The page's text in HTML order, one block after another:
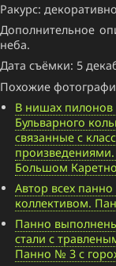
Ракурс:
Дополнительное
неба.
Дата съёмки: 5
Похожие
В нишах
Бульварного
связанные с
Большом
Автор всех
коллективом.
Панно
стали с
Панно № 3 с